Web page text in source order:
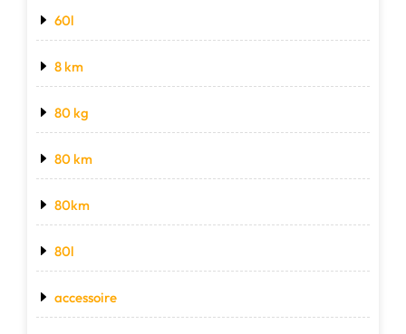
60l
8 km
80 kg
80 km
80km
80l
accessoire